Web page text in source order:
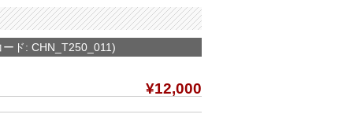
ド: CHN_T250_011)
¥12,000